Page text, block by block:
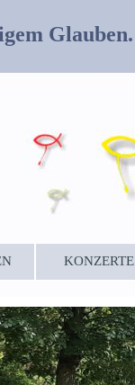
KONZERTE
Glauben.